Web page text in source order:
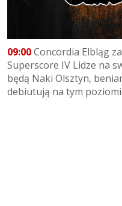
09:00Concordia Elbląg
Superscore IV Lidze na
będą Naki Olsztyn,
debiutują na tym